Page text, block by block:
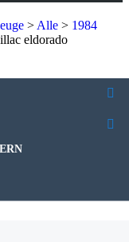
> Alle > 1984
eldorado